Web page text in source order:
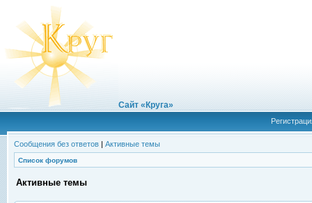
Сайт «Круга»
Сообщения без ответов | Активные темы
Список форумов
Активные темы